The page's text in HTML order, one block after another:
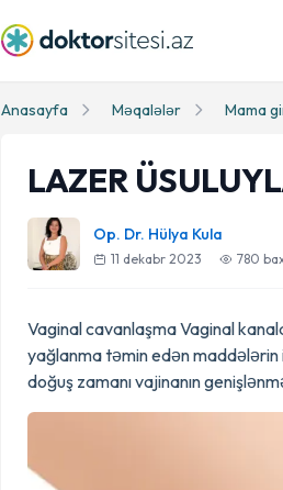
Anasayfa Məqalələr Mama
LAZER
Op. Dr. Hülya Kula
11 dekabr 2023 780
Vaginal cavanlaşma Vaginal
yağlanma təmin edən maddələrin
doğuş zamanı vajinanın